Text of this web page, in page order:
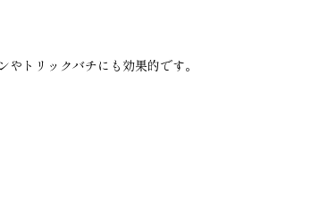
トリックバチにも効果的です。